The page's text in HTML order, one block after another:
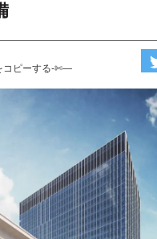
コピーする-✄—